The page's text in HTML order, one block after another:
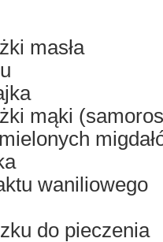
masła
mąki
waniliowego
do pieczenia